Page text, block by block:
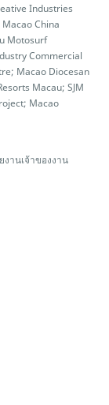
Industries
China
Motosurf
Commercial
Macao Diocesan
Macau; SJM
Macao
านเจ้าของงาน